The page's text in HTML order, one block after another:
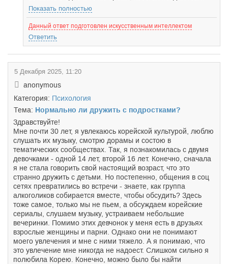
Показать полностью
Данный ответ подготовлен искусственным интеллектом
Ответить
5 Декабря 2025, 11:20
anonymous
Категория: Психология
Тема: Нормально ли дружить с подростками?
Здравствуйте!
Мне почти 30 лет, я увлекаюсь корейской культурой, люблю
слушать их музыку, смотрю дорамы и состою в
тематических сообществах. Так, я познакомилась с двумя
девочками - одной 14 лет, второй 16 лет. Конечно, сначала
я не стала говорить свой настоящий возраст, что это
странно дружить с детьми. Но постепенно, общения в соц
сетях превратились во встречи - знаете, как группа
алкоголиков собирается вместе, чтобы обсудить? Здесь
тоже самое, только мы не пьем, а обсуждаем корейские
сериалы, слушаем музыку, устраиваем небольшие
вечеринки. Помимо этих девчонок у меня есть в друзьях
взрослые женщины и парни. Однако они не понимают
моего увлечения и мне с ними тяжело. А я понимаю, что
это увлечение мне никогда не надоест. Слишком сильно я
полюбила Корею. Конечно, можно было бы найти